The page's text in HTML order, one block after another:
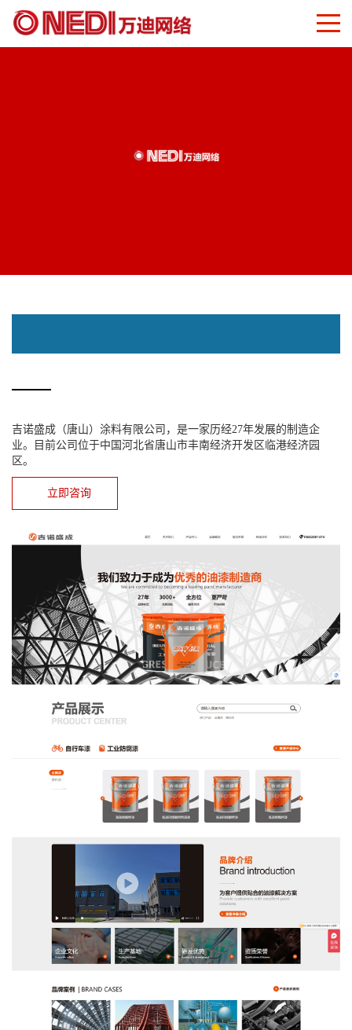
吉诺盛成（唐山）涂料有限公司，是一家历经27年发展的制造企
业。目前公司位于中国河北省唐山市丰南经济开发区临港经济园
区。
立即咨询